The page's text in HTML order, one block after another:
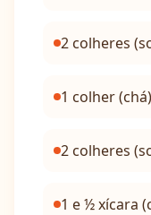
2 colheres
1 colher
2 colheres
1 e ½ xícara